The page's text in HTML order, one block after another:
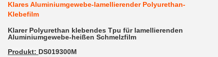
Klares Aluminiumgewebe-lamellierender Polyurethan-
Klebefilm
Klarer Polyurethan klebendes Tpu für lamellierenden
Aluminiumgewebe-heißen Schmelzfilm
Produkt: DS019300M